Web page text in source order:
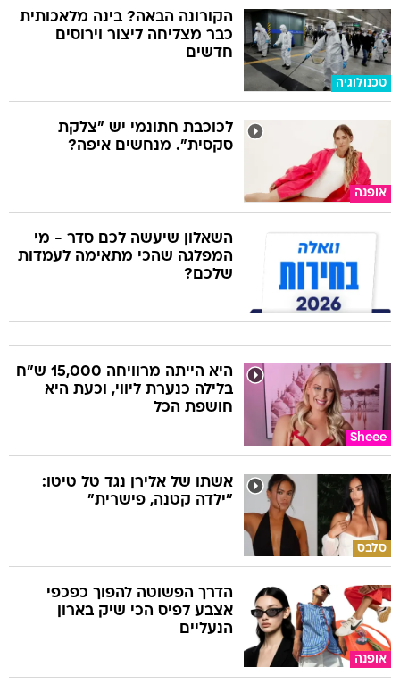
טכנולוגיה
הקורונה הבאה? בינה מלאכותית
כבר מצליחה ליצור וירוסים
חדשים
אופנה
לכוכבת חתונמי יש "צלקת
סקסית". מנחשים איפה?
השאלון שיעשה לכם סדר - מי
המפלגה שהכי מתאימה לעמדות
שלכם?
Sheee
היא הייתה מרוויחה 15,000 ש"ח
בלילה כנערת ליווי, וכעת היא
חושפת הכל
סלבס
אשתו של אלירן נגד טל טיטו:
"ילדה קטנה, פישרית"
אופנה
הדרך הפשוטה להפוך כפכפי
אצבע לפיס הכי שיק בארון
הנעליים